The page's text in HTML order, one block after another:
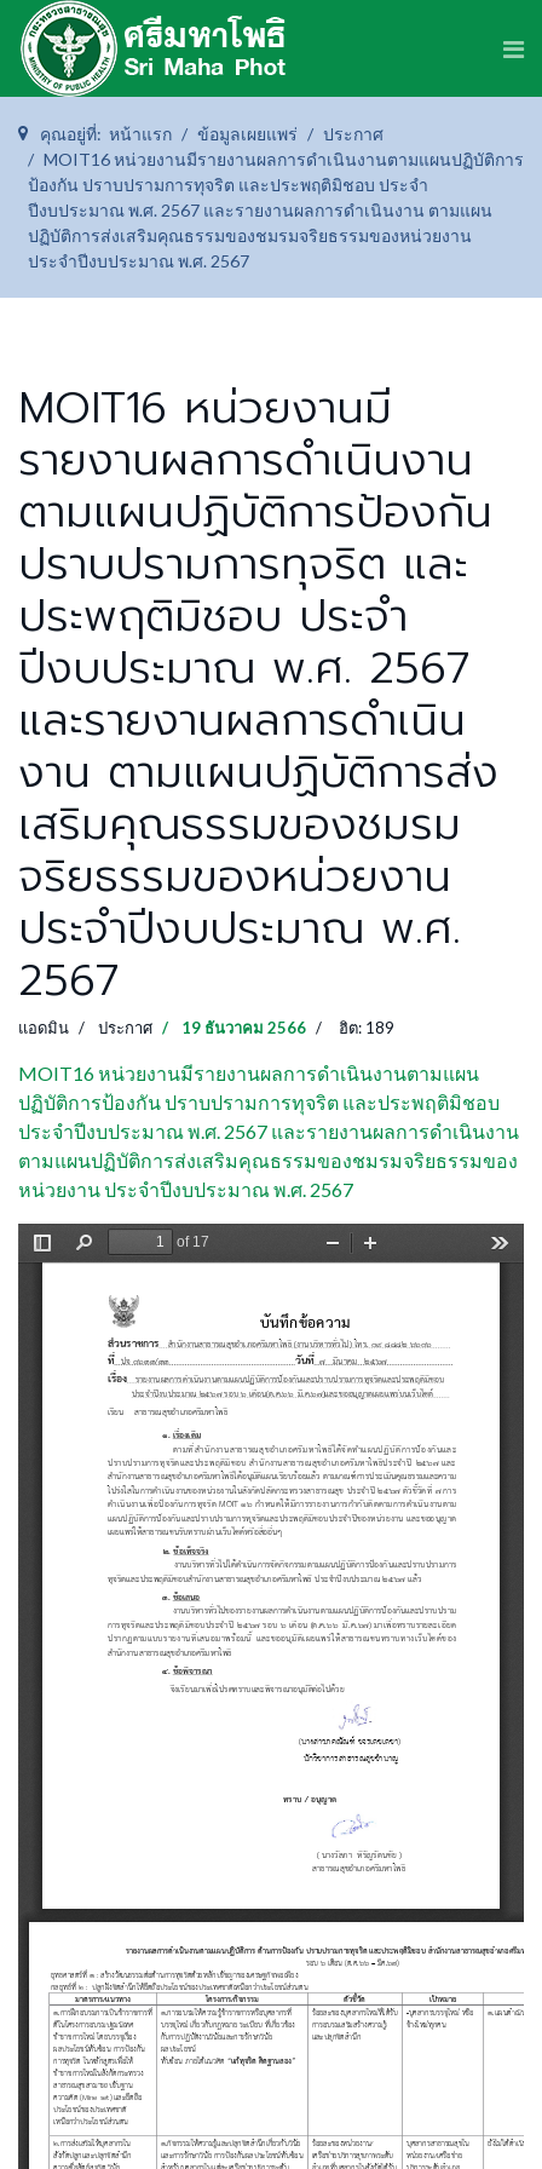
คุณอยู่ที่: หน้าแรก ข้อมูลเผยแพร่
ประกาศ
MOIT16 หน่วยงานมีรายงานผลการดำเนินงานตามแผนปฏิบัติการ
ป้องกัน ปราบปรามการทุจริต และประพฤติมิชอบ ประจำ
ปีงบประมาณ พ.ศ. 2567 และรายงานผลการดำเนินงาน ตามแผน
ปฏิบัติการส่งเสริมคุณธรรมของชมรมจริยธรรมของหน่วยงาน
ประจำปีงบประมาณ พ.ศ. 2567
MOIT16 หน่วยงานมี
รายงานผลการดำเนินงาน
ตามแผนปฏิบัติการป้องกัน
ปราบปรามการทุจริต และ
ประพฤติมิชอบ ประจำ
ปีงบประมาณ พ.ศ. 2567
และรายงานผลการดำเนิน
งาน ตามแผนปฏิบัติการส่ง
เสริมคุณธรรมของชมรม
จริยธรรมของหน่วยงาน
ประจำปีงบประมาณ พ.ศ.
2567
แอดมิน ประกาศ 19 ธันวาคม 2566 ฮิต: 189
MOIT16 หน่วยงานมีรายงานผลการดำเนินงานตามแผน
ปฏิบัติการป้องกัน ปราบปรามการทุจริต และประพฤติมิชอบ
ประจำปีงบประมาณ พ.ศ. 2567 และรายงานผลการดำเนินงาน
ตามแผนปฏิบัติการส่งเสริมคุณธรรมของชมรมจริยธรรมของ
หน่วยงาน ประจำปีงบประมาณ พ.ศ. 2567